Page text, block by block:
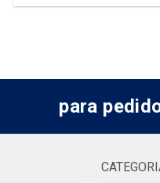
para